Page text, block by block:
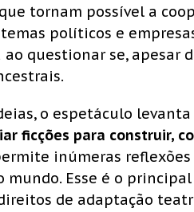
tornam possível a
políticos e
questionar se, apesar
o espetáculo
ficções para construir,
inúmeras
mundo. Esse é o
de adaptação